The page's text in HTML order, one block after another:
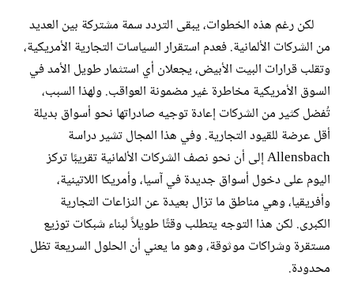
لكن رغم هذه الخطوات، يبقى التردد سمة مشتركة بين العديد
من الشركات الألمانية. فعدم استقرار السياسات التجارية الأمريكية،
وتقلب قرارات البيت الأبيض، يجعلان أي استثمار طويل الأمد في
السوق الأمريكية مخاطرة غير مضمونة العواقب. ولهذا السبب،
تُفضل كثير من الشركات إعادة توجيه صادراتها نحو أسواق بديلة
أقل عرضة للقيود التجارية. وفي هذا المجال تشير دراسة
Allensbach إلى أن نحو نصف الشركات الألمانية تقريبًا تركز
اليوم على دخول أسواق جديدة في آسيا، وأمريكا اللاتينية،
وأفريقيا، وهي مناطق ما تزال بعيدة عن النزاعات التجارية
الكبرى. لكن هذا التوجه يتطلب وقتًا طويلاً لبناء شبكات توزيع
مستقرة وشراكات موثوقة، وهو ما يعني أن الحلول السريعة تظل
محدودة.